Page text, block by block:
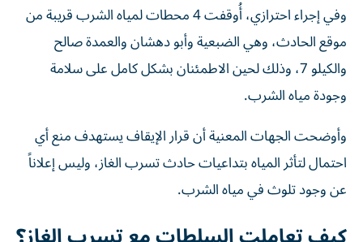
وفي إجراء احترازي، أُوقفت 4 محطات لمياه الشرب قريبة من
موقع الحادث، وهي الضبعية وأبو دهشان والعمدة صالح
والكيلو 7، وذلك لحين الاطمئنان بشكل كامل على سلامة
وجودة مياه الشرب.
وأوضحت الجهات المعنية أن قرار الإيقاف يستهدف منع أي
احتمال لتأثر المياه بتداعيات حادث تسرب الغاز، وليس إعلاناً
عن وجود تلوث في مياه الشرب.